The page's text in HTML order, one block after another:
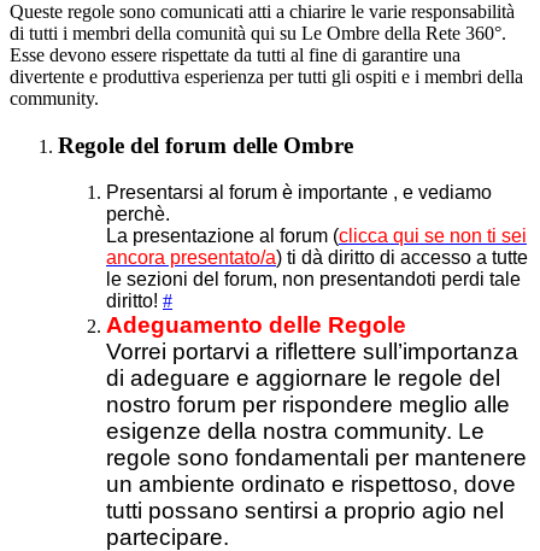
Queste regole sono comunicati atti a chiarire le varie responsabilità
di tutti i membri della comunità qui su Le Ombre della Rete 360°.
Esse devono essere rispettate da tutti al fine di garantire una
divertente e produttiva esperienza per tutti gli ospiti e i membri della
community.
Regole del forum delle Ombre
Presentarsi al forum è importante , e vediamo
perchè.
La presentazione al forum (clicca qui se non ti sei
ancora presentato/a) ti dà diritto di accesso a tutte
le sezioni del forum, non presentandoti perdi tale
diritto! #
Adeguamento delle Regole
Vorrei portarvi a riflettere sull’importanza
di adeguare e aggiornare le regole del
nostro forum per rispondere meglio alle
esigenze della nostra community. Le
regole sono fondamentali per mantenere
un ambiente ordinato e rispettoso, dove
tutti possano sentirsi a proprio agio nel
partecipare.